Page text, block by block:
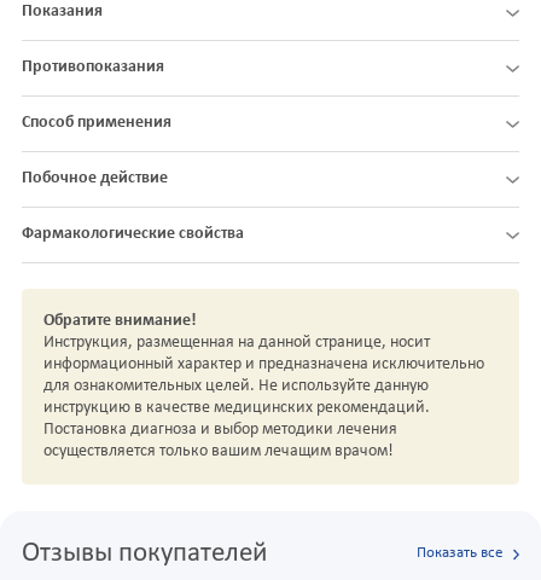
Показания
Противопоказания
Способ применения
Побочное действие
Фармакологические свойства
Обратите внимание!
Инструкция, размещенная на данной странице, носит
информационный характер и предназначена исключительно
для ознакомительных целей. Не используйте данную
инструкцию в качестве медицинских рекомендаций.
Постановка диагноза и выбор методики лечения
осуществляется только вашим лечащим врачом!
Отзывы покупателей Показать все